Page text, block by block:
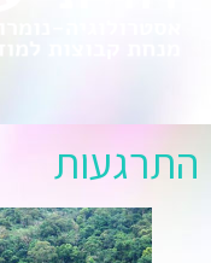
התרגעות